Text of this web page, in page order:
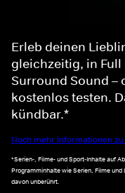
Erleb deinen
gleichzeitig, in Full
Surround Sound –
kostenlos testen.
kündbar.*
Noch mehr Informationen
*Serien-, Filme- und Sport-Inhalte auf
Programminhalte wie Serien, Filme
davon unberührt.